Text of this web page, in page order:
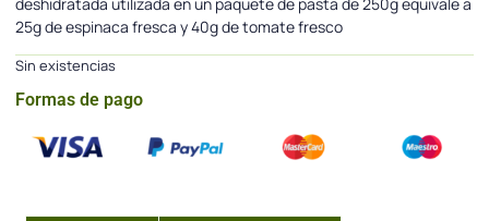
deshidratada utilizada en un paquete de pasta de 250g equivale a
25g de espinaca fresca y 40g de tomate fresco
Sin existencias
Formas de pago